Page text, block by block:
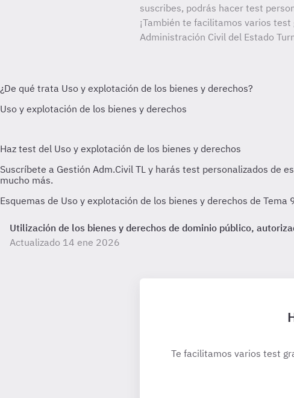
suscribes, podrás hacer test
¡También te facilitamos varios
Administración Civil del Estado
Esquemas de Uso y explotación de los bienes y derechos de
Utilización de los bienes y derechos de dominio público,
Actualizado 14 ene 2026
Te facilitamos varios test